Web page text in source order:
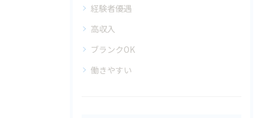
経験者優遇
高収入
ブランクOK
働きやすい